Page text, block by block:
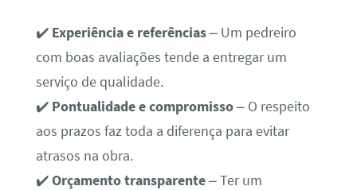
✔️ Experiência e referências– Um pedreiro
com boas avaliações tende a entregar um
serviço de qualidade.
✔️ Pontualidade e compromisso– O respeito
aos prazos faz toda a diferença para evitar
atrasos na obra.
✔️Orçamento transparente– Ter um